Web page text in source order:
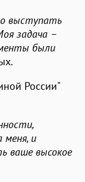
выступать
задача –
были
России"
меня, и
ваше высокое